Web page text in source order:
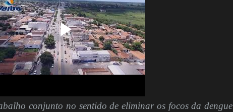
conjunto no sentido de eliminar os focos da dengue